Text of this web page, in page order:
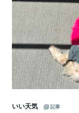
いい天気
記事